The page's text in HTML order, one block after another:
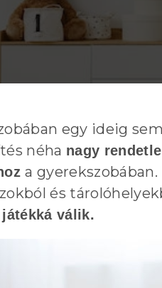
egy ideig
néha nagy
a
és
válik.